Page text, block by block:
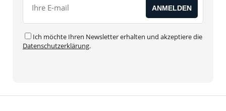
Ich möchte Ihren Newsletter erhalten und akzeptiere die
Datenschutzerklärung.